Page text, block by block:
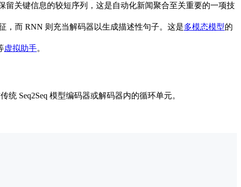
关键信息的较短序列，这是自动化新闻聚合至关重要的一项技
，而 RNN 则充当解码器以生成描述性句子。这是多模态模型的
虚拟助手。
统 Seq2Seq 模型编码器或解码器内的循环单元。